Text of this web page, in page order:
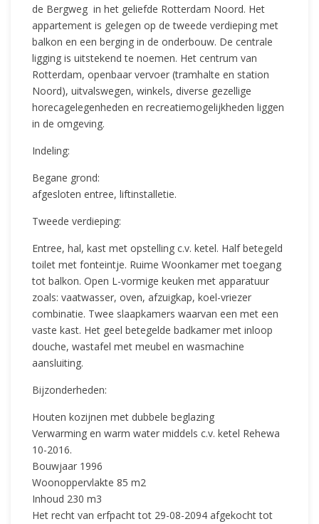
de Bergweg in het geliefde Rotterdam Noord. Het
appartement is gelegen op de tweede verdieping met
balkon en een berging in de onderbouw. De centrale
ligging is uitstekend te noemen. Het centrum van
Rotterdam, openbaar vervoer (tramhalte en station
Noord), uitvalswegen, winkels, diverse gezellige
horecagelegenheden en recreatiemogelijkheden liggen
in de omgeving.
Indeling:
Begane grond:
afgesloten entree, liftinstalletie.
Tweede verdieping:
Entree, hal, kast met opstelling c.v. ketel. Half betegeld
toilet met fonteintje. Ruime Woonkamer met toegang
tot balkon. Open L-vormige keuken met apparatuur
zoals: vaatwasser, oven, afzuigkap, koel-vriezer
combinatie. Twee slaapkamers waarvan een met een
vaste kast. Het geel betegelde badkamer met inloop
douche, wastafel met meubel en wasmachine
aansluiting.
Bijzonderheden:
Houten kozijnen met dubbele beglazing
Verwarming en warm water middels c.v. ketel Rehewa
10-2016.
Bouwjaar 1996
Woonoppervlakte 85 m2
Inhoud 230 m3
Het recht van erfpacht tot 29-08-2094 afgekocht tot